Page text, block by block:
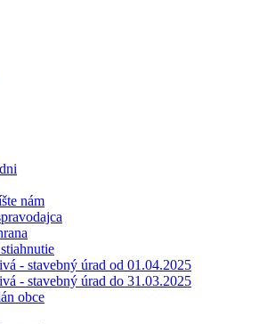
nám
- stavebný úrad od 01.04.2025
- stavebný úrad do 31.03.2025
obce